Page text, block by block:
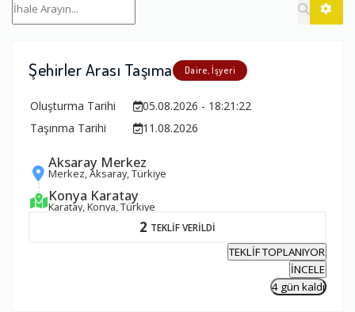
Şehirler Arası Taşıma Daire, İşyeri
Oluşturma Tarihi
05.08.2026 - 18:21:22
Taşınma Tarihi
11.08.2026
Aksaray Merkez
Merkez, Aksaray, Türkiye
Konya Karatay
Karatay, Konya, Türkiye
2 TEKLİF VERİLDİ
TEKLİF TOPLANIYOR
İNCELE
4 gün kaldı